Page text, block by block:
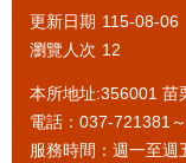
更新日期 115-08-06
瀏覽人次 12
本所地址:356001 苗
電話：037-721381
服務時間：週一至